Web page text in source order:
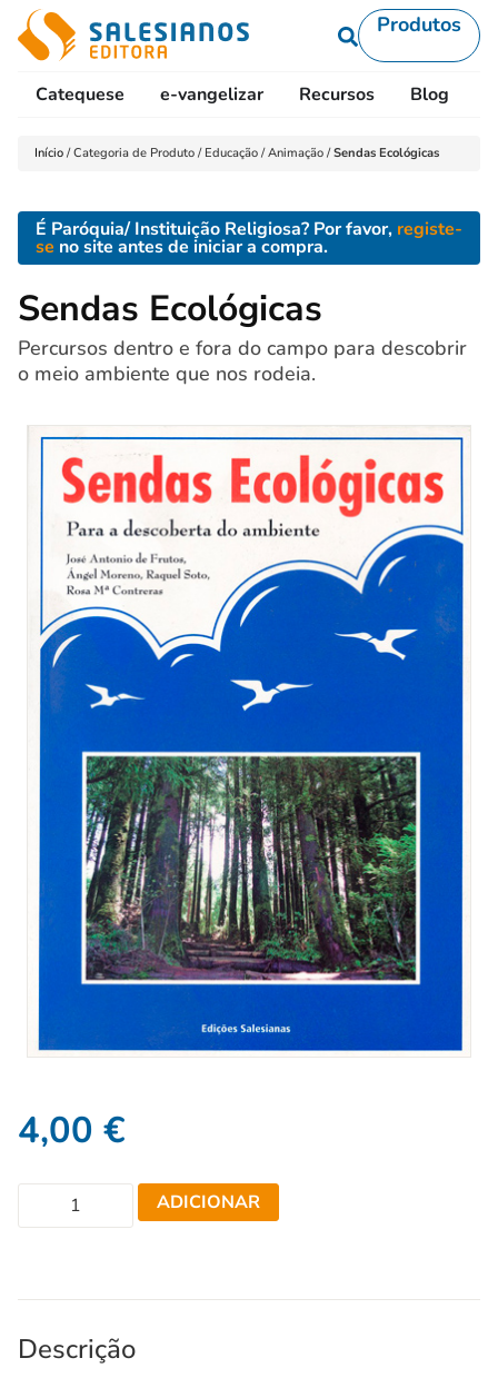
Produtos
Catequese e-vangelizar Recursos Blog
Início /Categoria de Produto / Educação /Animação /Sendas Ecológicas
É Paróquia/ Instituição Religiosa? Por favor, registe-
se no site antes de iniciar a compra.
Sendas Ecológicas
Percursos dentro e fora do campo para descobrir
o meio ambiente que nos rodeia.
4,00 €
ADICIONAR
Descrição